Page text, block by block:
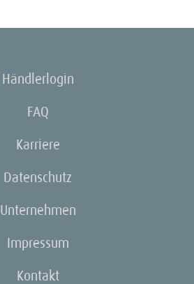
Händlerlogin
FAQ
Karriere
Datenschutz
Unternehmen
Impressum
Kontakt